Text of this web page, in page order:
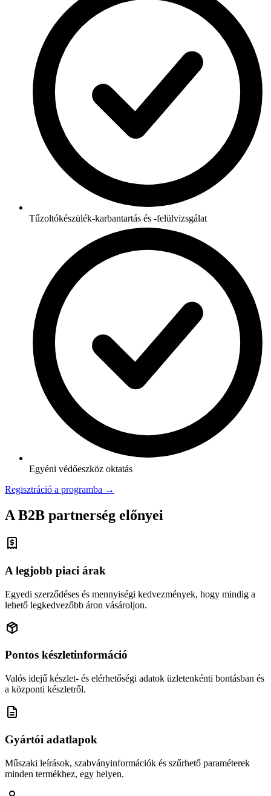
Tűzoltókészülék-karbantartás és -felülvizsgálat
Egyéni védőeszköz oktatás
Regisztráció a programba →
A B2B partnerség előnyei
A legjobb piaci árak
Egyedi szerződéses és mennyiségi kedvezmények, hogy mindig a
lehető legkedvezőbb áron vásároljon.
Pontos készletinformáció
Valós idejű készlet- és elérhetőségi adatok üzletenkénti bontásban és
a központi készletről.
Gyártói adatlapok
Műszaki leírások, szabványinformációk és szűrhető paraméterek
minden termékhez, egy helyen.